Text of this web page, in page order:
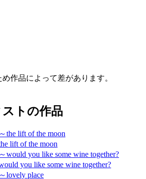
作品によって差があります。
トの作品
lift of the moon
you like some wine together?